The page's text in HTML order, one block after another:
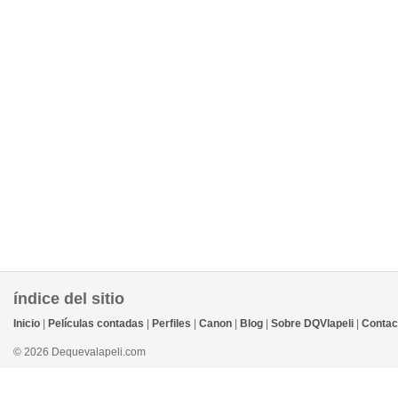
índice del sitio
Inicio Películas contadas Perfiles Canon Blog Sobre DQVlapeli
© 2026 Dequevalapeli.com